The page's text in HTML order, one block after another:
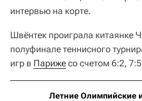
интервью на корте.
Швёнтек проиграла китаянке
полуфинале теннисного
игр в Парижесо счетом 6:2,
Летние Олимпийские